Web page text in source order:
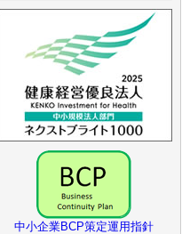
中小企業BCP策定運用指針